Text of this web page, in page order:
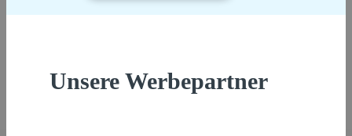
Unsere Werbepartner